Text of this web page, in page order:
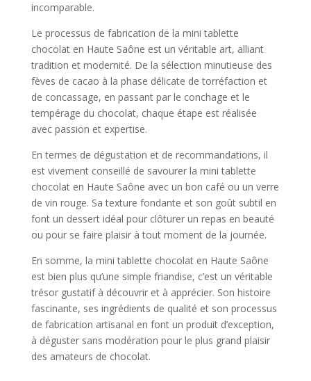
incomparable.
Le processus de fabrication de la mini tablette
chocolat en Haute Saône est un véritable art, alliant
tradition et modernité. De la sélection minutieuse des
fèves de cacao à la phase délicate de torréfaction et
de concassage, en passant par le conchage et le
tempérage du chocolat, chaque étape est réalisée
avec passion et expertise.
En termes de dégustation et de recommandations, il
est vivement conseillé de savourer la mini tablette
chocolat en Haute Saône avec un bon café ou un verre
de vin rouge. Sa texture fondante et son goût subtil en
font un dessert idéal pour clôturer un repas en beauté
ou pour se faire plaisir à tout moment de la journée.
En somme, la mini tablette chocolat en Haute Saône
est bien plus qu’une simple friandise, c’est un véritable
trésor gustatif à découvrir et à apprécier. Son histoire
fascinante, ses ingrédients de qualité et son processus
de fabrication artisanal en font un produit d’exception,
à déguster sans modération pour le plus grand plaisir
des amateurs de chocolat.